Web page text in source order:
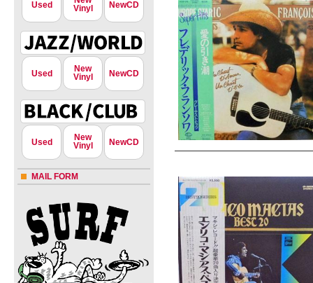
Used
Vinyl
NewCD
Used
New
Vinyl
NewCD
Used
New
Vinyl
NewCD
MAIL FORM